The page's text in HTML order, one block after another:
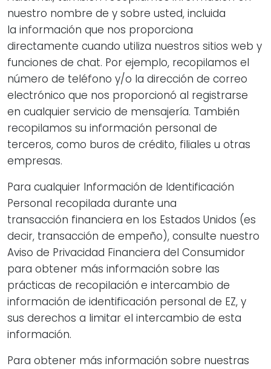
nuestro nombre de y sobre usted, incluida
la información que nos proporciona
directamente cuando utiliza nuestros sitios web y
funciones de chat. Por ejemplo, recopilamos el
número de teléfono y/o la dirección de correo
electrónico que nos proporcionó al registrarse
en cualquier servicio de mensajería. También
recopilamos su información personal de
terceros, como buros de crédito, filiales u otras
empresas.
Para cualquier Información de Identificación
Personal recopilada durante una
transacción financiera en los Estados Unidos (es
decir, transacción de empeño), consulte nuestro
Aviso de Privacidad Financiera del Consumidor
para obtener más información sobre las
prácticas de recopilación e intercambio de
información de identificación personal de EZ, y
sus derechos a limitar el intercambio de esta
información.
Para obtener más información sobre nuestras